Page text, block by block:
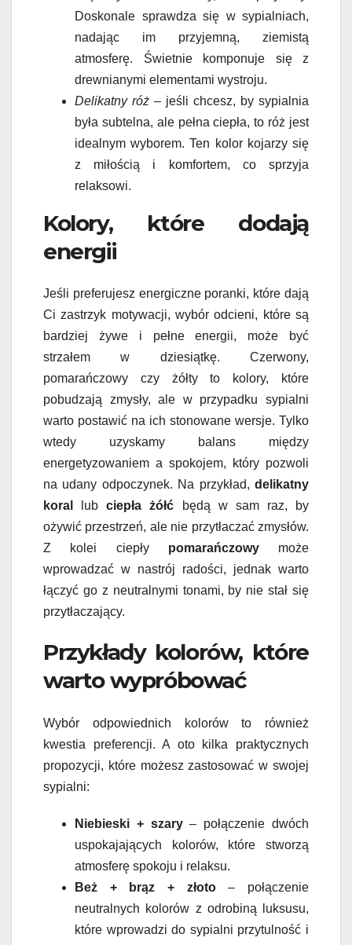
Doskonale sprawdza się w sypialniach,
nadając im przyjemną, ziemistą
atmosferę. Świetnie komponuje się z
drewnianymi elementami wystroju.
Delikatny róż – jeśli chcesz, by sypialnia
była subtelna, ale pełna ciepła, to róż jest
idealnym wyborem. Ten kolor kojarzy się
z miłością i komfortem, co sprzyja
relaksowi.
Kolory, które dodają
energii
Jeśli preferujesz energiczne poranki, które dają
Ci zastrzyk motywacji, wybór odcieni, które są
bardziej żywe i pełne energii, może być
strzałem w dziesiątkę. Czerwony,
pomarańczowy czy żółty to kolory, które
pobudzają zmysły, ale w przypadku sypialni
warto postawić na ich stonowane wersje. Tylko
wtedy uzyskamy balans między
energetyzowaniem a spokojem, który pozwoli
na udany odpoczynek. Na przykład, delikatny
koral
lubciepła żółć będą w sam raz, by
ożywić przestrzeń, ale nie przytłaczać zmysłów.
Z kolei ciepły pomarańczowymoże
wprowadzać w nastrój radości, jednak warto
łączyć go z neutralnymi tonami, by nie stał się
przytłaczający.
Przykłady kolorów, które
warto wypróbować
Wybór odpowiednich kolorów to również
kwestia preferencji. A oto kilka praktycznych
propozycji, które możesz zastosować w swojej
sypialni:
Niebieski + szary– połączenie dwóch
uspokajających kolorów, które stworzą
atmosferę spokoju i relaksu.
Beż + brąz + złoto– połączenie
neutralnych kolorów z odrobiną luksusu,
które wprowadzi do sypialni przytulność i